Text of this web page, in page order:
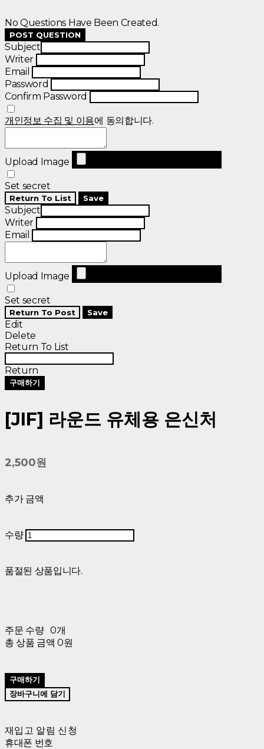
No Questions Have Been Created.
POST QUESTION
Subject
Writer
Email
Password
Confirm Password
개인정보 수집 및 이용에 동의합니다.
Upload Image
Set secret
Return To List Save
Subject
Writer
Email
Upload Image
Set secret
Return To Post Save
Edit
Delete
Return To List
Return
구매하기
[JIF] 라운드 유체용 은신처
2,500원
추가 금액
수량
품절된 상품입니다.
주문 수량 0개
총 상품 금액 0원
구매하기
장바구니에 담기
재입고 알림 신청
휴대폰 번호